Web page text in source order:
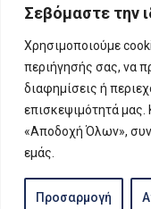
Σεβόμαστε την
Χρησιμοποιούμε
περιήγησής σας, να
διαφημίσεις ή
επισκεψιμότητά μας.
«Αποδοχή Όλων»,
εμάς.
Προσαρμογή
© Copyright 2019